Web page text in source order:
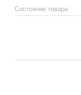
Состояние товара